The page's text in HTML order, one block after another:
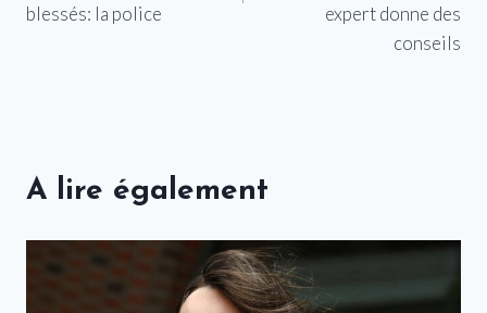
blessés: la police
expert donne des
conseils
A lire également